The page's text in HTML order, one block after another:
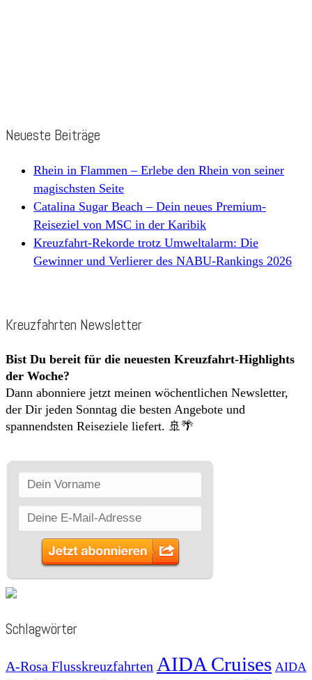
Neueste Beiträge
Rhein in Flammen – Erlebe den Rhein von seiner
magischsten Seite
Catalina Sugar Beach – Dein neues Premium-
Reiseziel von MSC in der Karibik
Kreuzfahrt-Rekorde trotz Umweltalarm: Die
Gewinner und Verlierer des NABU-Rankings 2026
Kreuzfahrten Newsletter
Bist Du bereit für die neuesten Kreuzfahrt-Highlights
der Woche?
Dann abonniere jetzt meinen wöchentlichen Newsletter,
der Dir jeden Sonntag die besten Angebote und
spannendsten Reiseziele liefert. 🚢🌴
Schlagwörter
A-Rosa Flusskreuzfahrten AIDA Cruises AIDA